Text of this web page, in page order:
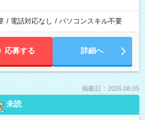
/ 電話対応なし / パソコンスキル不要
応募する 詳細へ
掲載日：2026.08.05
未読